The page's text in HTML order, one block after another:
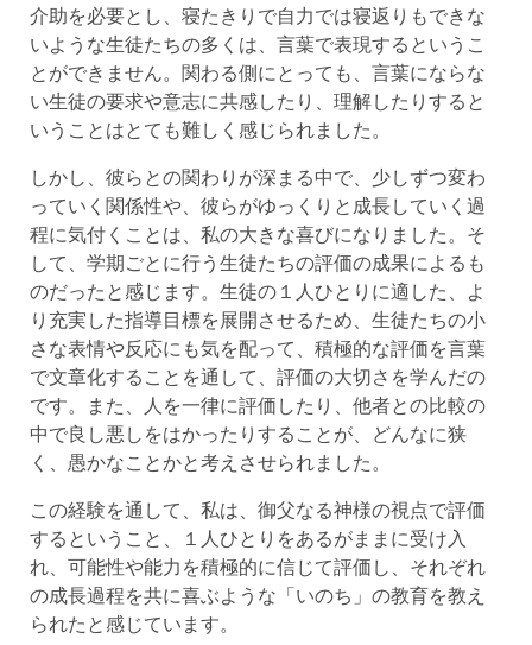
介助を必要とし、寝たきりで自力では寝返りもできな
いような生徒たちの多くは、言葉で表現するというこ
とができません。関わる側にとっても、言葉にならな
い生徒の要求や意志に共感したり、理解したりすると
いうことはとても難しく感じられました。
しかし、彼らとの関わりが深まる中で、少しずつ変わ
っていく関係性や、彼らがゆっくりと成長していく過
程に気付くことは、私の大きな喜びになりました。そ
して、学期ごとに行う生徒たちの評価の成果によるも
のだったと感じます。生徒の１人ひとりに適した、よ
り充実した指導目標を展開させるため、生徒たちの小
さな表情や反応にも気を配って、積極的な評価を言葉
で文章化することを通して、評価の大切さを学んだの
です。また、人を一律に評価したり、他者との比較の
中で良し悪しをはかったりすることが、どんなに狭
く、愚かなことかと考えさせられました。
この経験を通して、私は、御父なる神様の視点で評価
するということ、１人ひとりをあるがままに受け入
れ、可能性や能力を積極的に信じて評価し、それぞれ
の成長過程を共に喜ぶような「いのち」の教育を教え
られたと感じています。